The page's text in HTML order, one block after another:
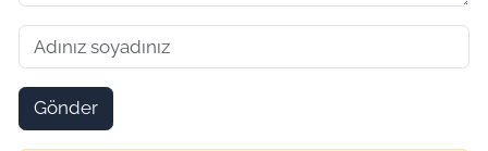
Gönder